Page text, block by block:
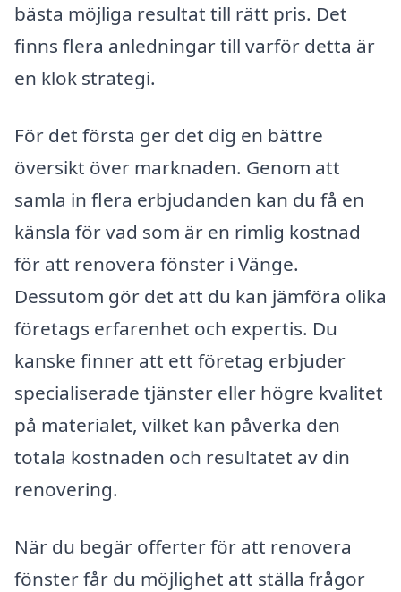
bästa möjliga resultat till rätt pris. Det
finns flera anledningar till varför detta är
en klok strategi.
För det första ger det dig en bättre
översikt över marknaden. Genom att
samla in flera erbjudanden kan du få en
känsla för vad som är en rimlig kostnad
för att renovera fönster i Vänge.
Dessutom gör det att du kan jämföra olika
företags erfarenhet och expertis. Du
kanske finner att ett företag erbjuder
specialiserade tjänster eller högre kvalitet
på materialet, vilket kan påverka den
totala kostnaden och resultatet av din
renovering.
När du begär offerter för att renovera
fönster får du möjlighet att ställa frågor